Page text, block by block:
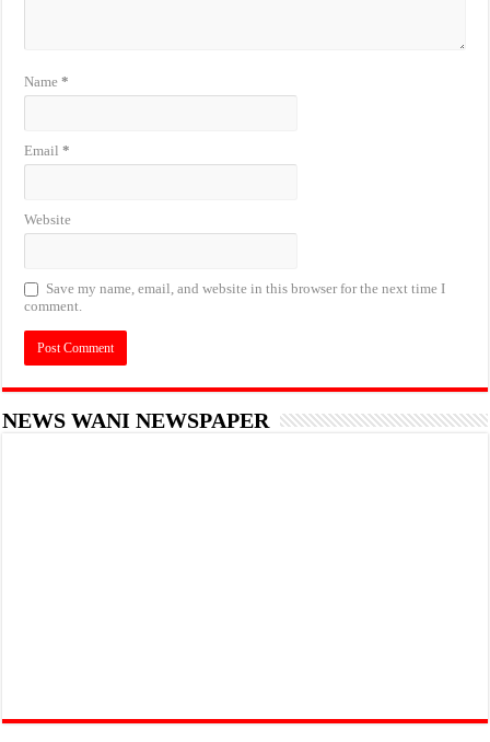
Name*
Email*
Website
Save my name, email, and website in this browser for the next time I
comment.
NEWS WANI NEWSPAPER